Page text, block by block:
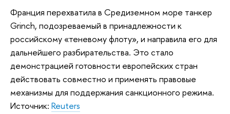
Франция перехватила в Средиземном море танкер
Grinch, подозреваемый в принадлежности к
российскому «теневому флоту», и направила его для
дальнейшего разбирательства. Это стало
демонстрацией готовности европейских стран
действовать совместно и применять правовые
механизмы для поддержания санкционного режима.
Источник: Reuters